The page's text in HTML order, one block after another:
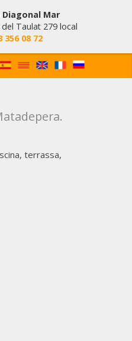
Diagonal Mar
del Taulat 279 local
356 08 72
terrassa,